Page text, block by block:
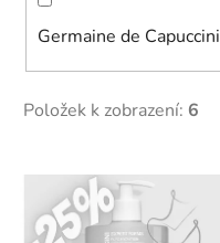
Germaine de Capuccini
Položek k zobrazení: 6